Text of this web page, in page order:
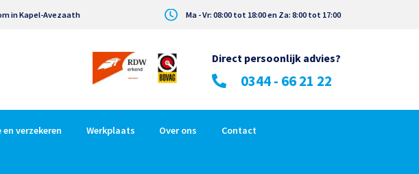
in Kapel-Avezaath Ma - Vr: 08:00 tot 18:00 en Za: 8:00 tot 17:00
Direct persoonlijk advies?
0344 - 66 21 22
en verzekeren Werkplaats Over ons Contact